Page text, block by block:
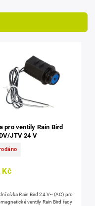
pro ventily Rain Bird
JTV 24 V
Kč
cívka Rain Bird 24 V~ (AC) pro
ventily Rain Bird řady